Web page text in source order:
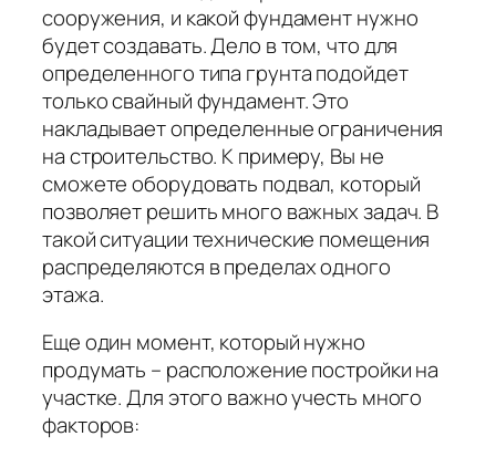
сооружения, и какой фундамент нужно
будет создавать. Дело в том, что для
определенного типа грунта подойдет
только свайный фундамент. Это
накладывает определенные ограничения
на строительство. К примеру, Вы не
сможете оборудовать подвал, который
позволяет решить много важных задач. В
такой ситуации технические помещения
распределяются в пределах одного
этажа.
Еще один момент, который нужно
продумать – расположение постройки на
участке. Для этого важно учесть много
факторов: